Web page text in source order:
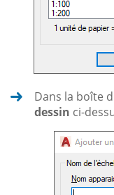
Dans la boîte
dessin ci-